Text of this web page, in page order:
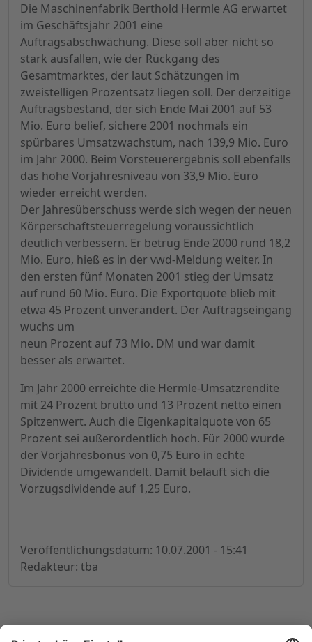
Die Maschinenfabrik Berthold Hermle AG erwartet
im Geschäftsjahr 2001 eine
Auftragsabschwächung. Diese soll aber nicht so
stark ausfallen, wie der Rückgang des
Gesamtmarktes, der laut Schätzungen im
zweistelligen Prozentsatz liegen soll. Der derzeitige
Auftragsbestand, der sich Ende Mai 2001 auf 53
Mio. Euro belief, sichere 2001 nochmals ein
spürbares Umsatzwachstum, nach 139,9 Mio. Euro
im Jahr 2000. Beim Vorsteuerergebnis soll ebenfalls
das hohe Vorjahresniveau von 33,9 Mio. Euro
wieder erreicht werden.
Der Jahresüberschuss werde sich wegen der neuen
Körperschaftsteuerregelung voraussichtlich
deutlich verbessern. Er betrug Ende 2000 rund 18,2
Mio. Euro, hieß es in der vwd-Meldung weiter. In
den ersten fünf Monaten 2001 stieg der Umsatz
auf rund 60 Mio. Euro. Die Exportquote blieb mit
etwa 45 Prozent unverändert. Der Auftragseingang
wuchs um
neun Prozent auf 73 Mio. DM und war damit
besser als erwartet.
Im Jahr 2000 erreichte die Hermle-Umsatzrendite
mit 24 Prozent brutto und 13 Prozent netto einen
Spitzenwert. Auch die Eigenkapitalquote von 65
Prozent sei außerordentlich hoch. Für 2000 wurde
der Vorjahresbonus von 0,75 Euro in echte
Dividende umgewandelt. Damit beläuft sich die
Vorzugsdividende auf 1,25 Euro.
Veröffentlichungsdatum: 10.07.2001 - 15:41
Redakteur: tba